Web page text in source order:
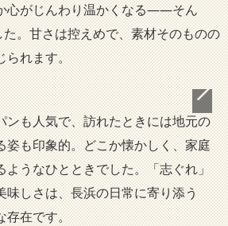
心がじんわり温かくなる――そん
た。甘さは控えめで、素材そのものの
れます。
ンも人気で、訪れたときには地元の
姿も印象的。どこか懐かしく、家庭
うなひとときでした。「志ぐれ」
味しさは、長浜の日常に寄り添う
存在です。